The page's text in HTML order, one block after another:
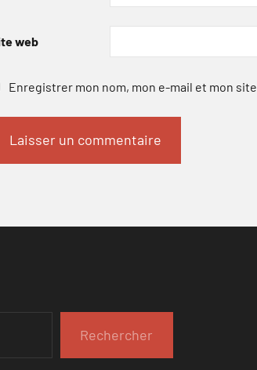
web
Enregistrer mon nom, mon e-mail et mon
Rechercher